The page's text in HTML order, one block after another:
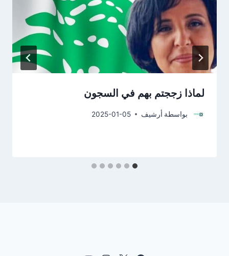
لماذا زججتم بهم في السجون
بواسطة أرشيف 2025-01-05